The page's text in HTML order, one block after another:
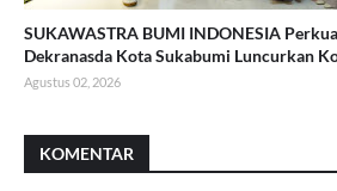
SUKAWASTRA BUMI INDONESIA
Dekranasda Kota Sukabumi Luncurkan
Agustus 02, 2026
KOMENTAR